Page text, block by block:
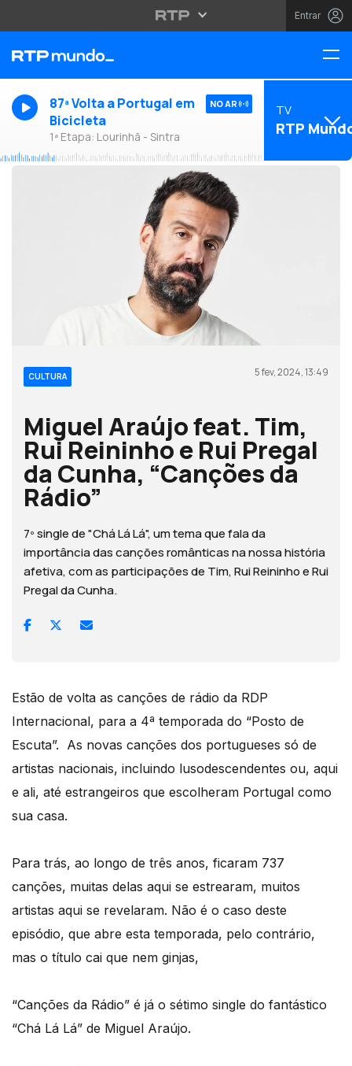
Entrar
87ª Volta a Portugal em
Bicicleta
1ª Etapa: Lourinhã - Sintra
NO AR TV
RTP
CULTURA 5 fev, 2024, 13:49
Miguel Araújo feat. Tim,
Rui Reininho e Rui Pregal
da Cunha, “Canções da
Rádio”
7º single de "Chá Lá Lá", um tema que fala da
importância das canções românticas na nossa história
afetiva, com as participações de Tim, Rui Reininho e Rui
Pregal da Cunha.
Estão de volta as canções de rádio da RDP
Internacional, para a 4ª temporada do “Posto de
Escuta”. As novas canções dos portugueses só de
artistas nacionais, incluindo lusodescendentes ou, aqui
e ali, até estrangeiros que escolheram Portugal como
sua casa.
Para trás, ao longo de três anos, ficaram 737
canções, muitas delas aqui se estrearam, muitos
artistas aqui se revelaram. Não é o caso deste
episódio, que abre esta temporada, pelo contrário,
mas o título cai que nem ginjas,
“Canções da Rádio” é já o sétimo single do fantástico
“Chá Lá Lá” de Miguel Araújo.